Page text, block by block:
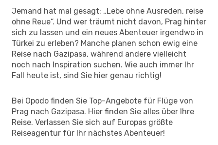
Jemand hat mal gesagt: „Lebe ohne Ausreden, reise
ohne Reue“. Und wer träumt nicht davon, Prag hinter
sich zu lassen und ein neues Abenteuer irgendwo in
Türkei zu erleben? Manche planen schon ewig eine
Reise nach Gazipasa, während andere vielleicht
noch nach Inspiration suchen. Wie auch immer Ihr
Fall heute ist, sind Sie hier genau richtig!
Bei Opodo finden Sie Top-Angebote für Flüge von
Prag nach Gazipasa. Hier finden Sie alles über Ihre
Reise. Verlassen Sie sich auf Europas größte
Reiseagentur für Ihr nächstes Abenteuer!